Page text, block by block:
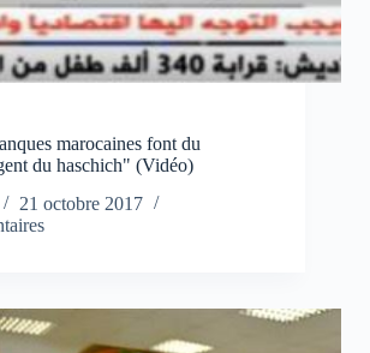
marocaines font du
du haschich" (Vidéo)
21 octobre 2017